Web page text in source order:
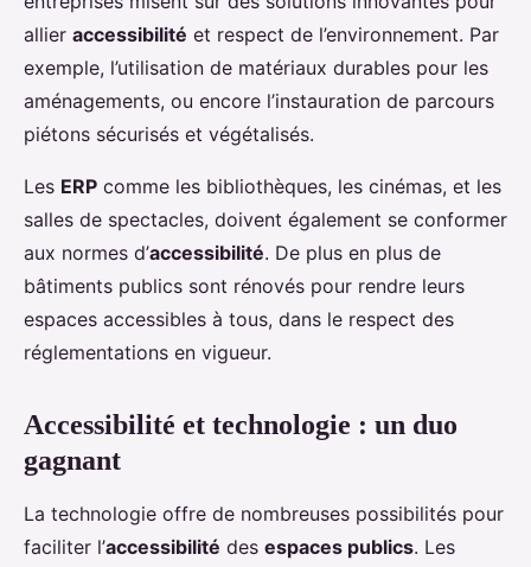
allier accessibilité et respect de l’environnement. Par
exemple, l’utilisation de matériaux durables pour les
aménagements, ou encore l’instauration de parcours
piétons sécurisés et végétalisés.
Les ERP comme les bibliothèques, les cinémas, et les
salles de spectacles, doivent également se conformer
aux normes d’accessibilité. De plus en plus de
bâtiments publics sont rénovés pour rendre leurs
espaces accessibles à tous, dans le respect des
réglementations en vigueur.
Accessibilité et technologie : un duo
gagnant
La technologie offre de nombreuses possibilités pour
faciliter l’accessibilité des espaces publics. Les